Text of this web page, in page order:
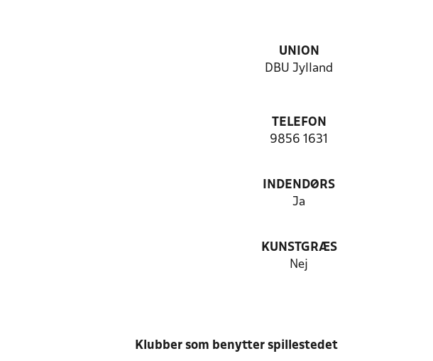
UNION
DBU Jylland
TELEFON
9856 1631
INDENDØRS
Ja
KUNSTGRÆS
Nej
Klubber som benytter spillestedet